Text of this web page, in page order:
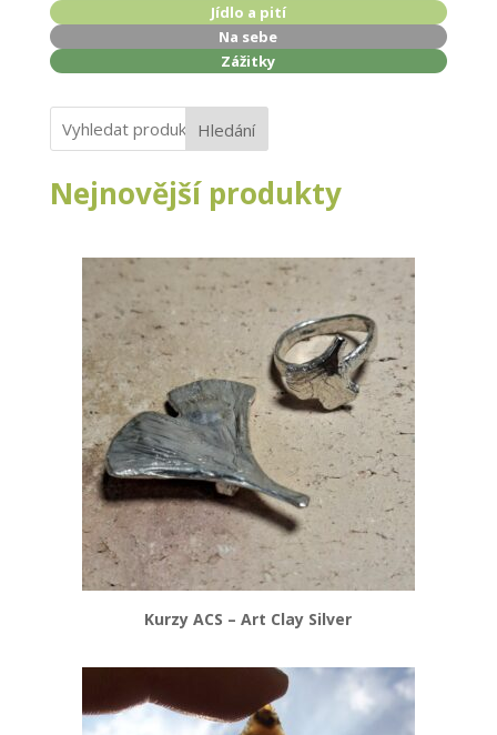
Jídlo a pití
Na sebe
Zážitky
Hledání
Nejnovější produkty
Kurzy ACS – Art Clay Silver